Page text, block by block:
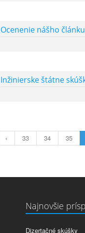
Ocenenie nášho
Inžinierske štátne
‹ 33 34 35
Najnovšie
Dizertačné skúšky